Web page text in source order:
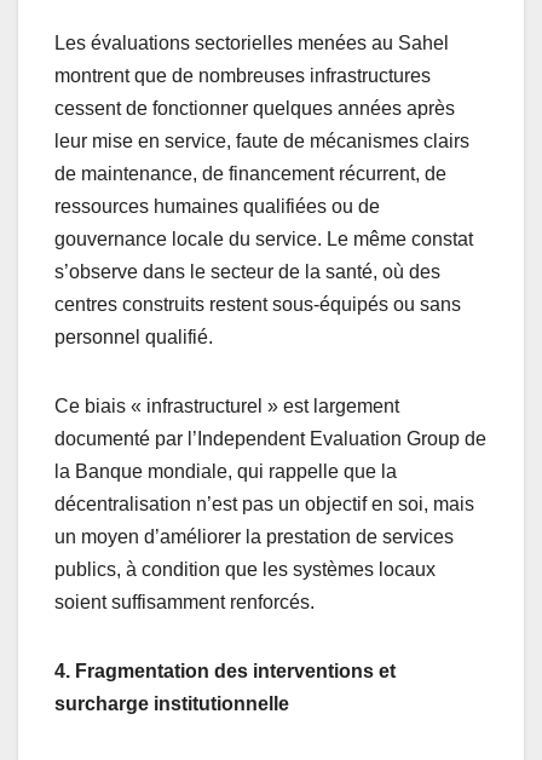
Les évaluations sectorielles menées au Sahel
montrent que de nombreuses infrastructures
cessent de fonctionner quelques années après
leur mise en service, faute de mécanismes clairs
de maintenance, de financement récurrent, de
ressources humaines qualifiées ou de
gouvernance locale du service. Le même constat
s’observe dans le secteur de la santé, où des
centres construits restent sous-équipés ou sans
personnel qualifié.
Ce biais « infrastructurel » est largement
documenté par l’Independent Evaluation Group de
la Banque mondiale, qui rappelle que la
décentralisation n’est pas un objectif en soi, mais
un moyen d’améliorer la prestation de services
publics, à condition que les systèmes locaux
soient suffisamment renforcés.
4. Fragmentation des interventions et
surcharge institutionnelle